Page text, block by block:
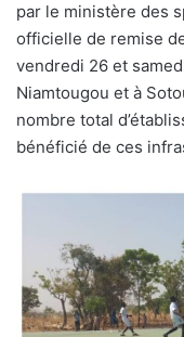
par le ministère des
officielle de remise
vendredi 26 et
Niamtougou et à
nombre total
bénéficié de ces